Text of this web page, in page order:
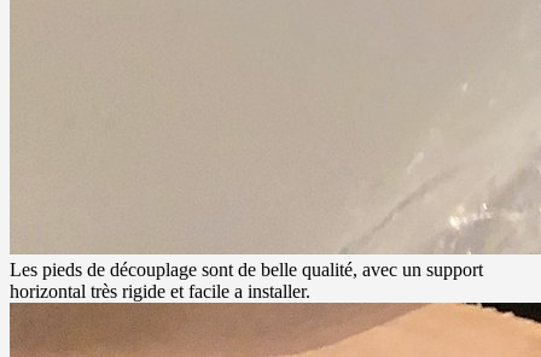
Les pieds de découplage sont de belle qualité, avec un support
horizontal très rigide et facile a installer.